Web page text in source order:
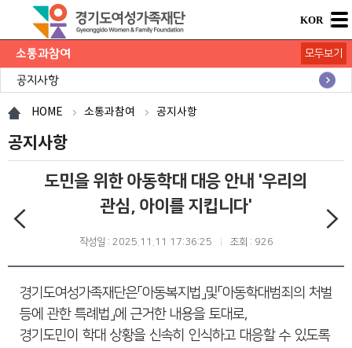
KOR
소통과참여
공지사항
채용공고
모집/행사
카드뉴스
언론보도
도민의 의견
재단 간행물
모두보기
HOME 소통과참여 공지사항
공지사항
도민을 위한 아동학대 대응 안내 '우리의
관심, 아이를 지킵니다'
작성일 : 2025.11.11 17:36:25 조회 : 926
경기도여성가족재단은「아동복지법」및「아동학대범죄의 처벌
등에 관한 특례법」에 근거한 내용을 토대로,
경기도민이 학대 상황을 신속히 인식하고 대응할 수 있도록